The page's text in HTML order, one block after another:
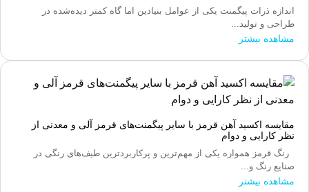
اندازه ذرات پیگمنت یکی از عوامل بنیادین اما گاه کمتر دیده‌شده در
طراحی و تولید...
مشاهده بیشتر
مقایسه اکسید آهن قرمز با سایر پیگمنت‌های قرمز آلی و معدنی از
نظر کارایی و دوام
رنگ قرمز همواره یکی از مهم‌ترین و پرکاربردترین طیف‌های رنگی در
صنایع رنگ و...
مشاهده بیشتر